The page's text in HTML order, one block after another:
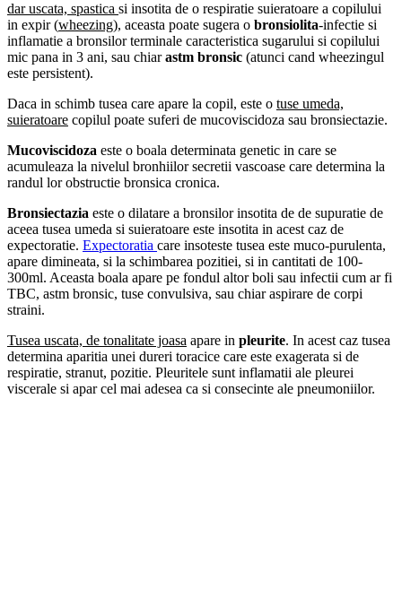
dar uscata, spastica si insotita de o respiratie suieratoare a copilului
in expir (wheezing), aceasta poate sugera o bronsiolita-infectie si
inflamatie a bronsilor terminale caracteristica sugarului si copilului
mic pana in 3 ani, sau chiarastm bronsic (atunci cand wheezingul
este persistent).
Daca in schimb tusea care apare la copil, este o tuse umeda,
suieratoare copilul poate suferi de mucoviscidoza sau bronsiectazie.
Mucoviscidoza este o boala determinata genetic in care se
acumuleaza la nivelul bronhiilor secretii vascoase care determina la
randul lor obstructie bronsica cronica.
Bronsiectazia este o dilatare a bronsilor insotita de de supuratie de
aceea tusea umeda si suieratoare este insotita in acest caz de
expectoratie. Expectoratia care insoteste tusea este muco-purulenta,
apare dimineata, si la schimbarea pozitiei, si in cantitati de 100-
300ml. Aceasta boala apare pe fondul altor boli sau infectii cum ar fi
TBC, astm bronsic, tuse convulsiva, sau chiar aspirare de corpi
straini.
Tusea uscata, de tonalitate joasa apare in pleurite. In acest caz tusea
determina aparitia unei dureri toracice care este exagerata si de
respiratie, stranut, pozitie. Pleuritele sunt inflamatii ale pleurei
viscerale si apar cel mai adesea ca si consecinte ale pneumoniilor.